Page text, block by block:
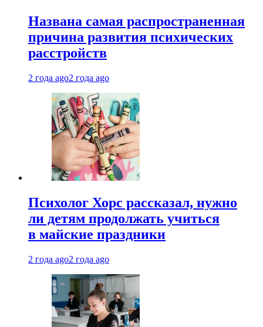
Названа самая распространенная
причина развития психических
расстройств
2 года ago2 года ago
Психолог Хорс рассказал, нужно
ли детям продолжать учиться
в майские праздники
2 года ago2 года ago